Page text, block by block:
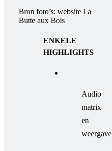
Bron foto’s: website La
Butte aux Bois
ENKELE
HIGHLIGHTS
Audio
matrix
en
weergave